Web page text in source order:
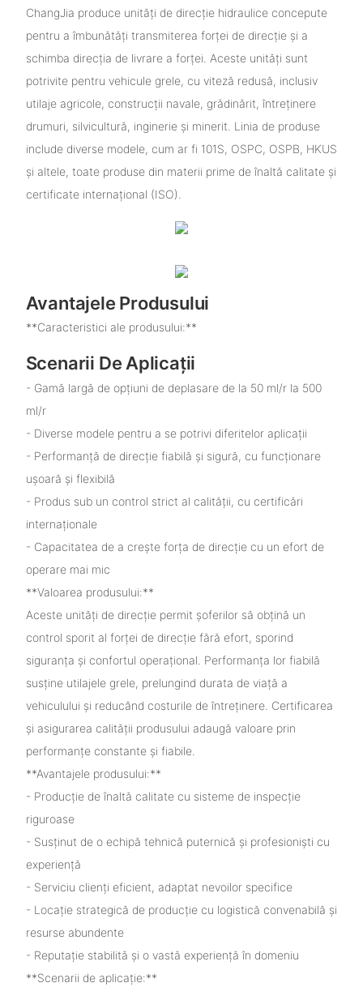
ChangJia produce unități de direcție hidraulice concepute
pentru a îmbunătăți transmiterea forței de direcție și a
schimba direcția de livrare a forței. Aceste unități sunt
potrivite pentru vehicule grele, cu viteză redusă, inclusiv
utilaje agricole, construcții navale, grădinărit, întreținere
drumuri, silvicultură, inginerie și minerit. Linia de produse
include diverse modele, cum ar fi 101S, OSPC, OSPB, HKUS
și altele, toate produse din materii prime de înaltă calitate și
certificate internațional (ISO).
Avantajele Produsului
**Caracteristici ale produsului:**
Scenarii De Aplicații
- Gamă largă de opțiuni de deplasare de la 50 ml/r la 500
ml/r
- Diverse modele pentru a se potrivi diferitelor aplicații
- Performanță de direcție fiabilă și sigură, cu funcționare
ușoară și flexibilă
- Produs sub un control strict al calității, cu certificări
internaționale
- Capacitatea de a crește forța de direcție cu un efort de
operare mai mic
**Valoarea produsului:**
Aceste unități de direcție permit șoferilor să obțină un
control sporit al forței de direcție fără efort, sporind
siguranța și confortul operațional. Performanța lor fiabilă
susține utilajele grele, prelungind durata de viață a
vehiculului și reducând costurile de întreținere. Certificarea
și asigurarea calității produsului adaugă valoare prin
performanțe constante și fiabile.
**Avantajele produsului:**
- Producție de înaltă calitate cu sisteme de inspecție
riguroase
- Susținut de o echipă tehnică puternică și profesioniști cu
experiență
- Serviciu clienți eficient, adaptat nevoilor specifice
- Locație strategică de producție cu logistică convenabilă și
resurse abundente
- Reputație stabilită și o vastă experiență în domeniu
**Scenarii de aplicație:**